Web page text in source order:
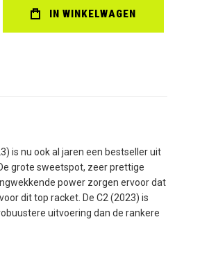
IN WINKELWAGEN
is nu ook al jaren een bestseller uit
grote sweetspot, zeer prettige
power zorgen ervoor dat
dit top racket. De C2 (2023) is
uitvoering dan de rankere